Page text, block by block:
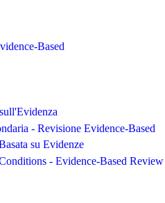
Based
- Revisione Evidence-Based
su Evidenze
- Evidence-Based Review